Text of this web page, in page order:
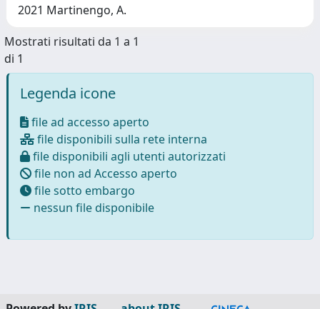
2021 Martinengo, A.
Mostrati risultati da 1 a 1
di 1
Legenda icone
file ad accesso aperto
file disponibili sulla rete interna
file disponibili agli utenti autorizzati
file non ad Accesso aperto
file sotto embargo
nessun file disponibile